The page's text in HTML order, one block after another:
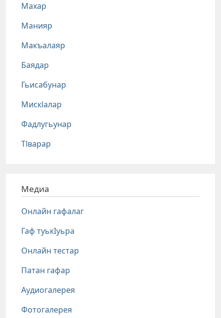
Махар
Манияр
Макъалаяр
Баядар
Гьисабунар
Мискlалар
Фадлугьунар
Тlварар
Медиа
Онлайн гафалаг
Гаф туькIуьра
Онлайн тестар
Патан гафар
Аудиогалерея
Фотогалерея